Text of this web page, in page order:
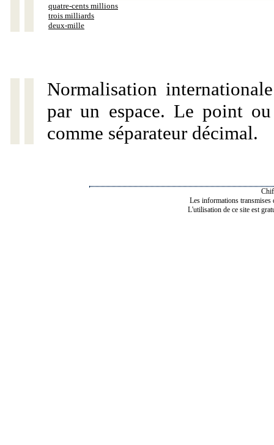
quatre-cents millions
trois milliards
deux-mille
Normalisation
par un espace. Le point
comme séparateur décimal.
Les informations transmises
L'utilisation de ce site est